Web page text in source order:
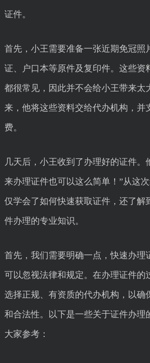
证件。
首先，小王需要准备一张近期免冠照
证、户口本等原件及复印件。这些资
都很常见，因此并不会给小王带来太
来，他将这些资料交给代办机构，并
费。
几天后，小王收到了办理好的证件。
来办理证件也可以这么简单！”从这
仅学会了如何快速获取证件，还了解
件办理的专业知识。
首先，我们需要明确一点，快速办理
可以忽视法律和规定。在办理证件的
选择正规、有资质的代办机构，以确
和合法性。以下是一些关于证件办理
大家参考：